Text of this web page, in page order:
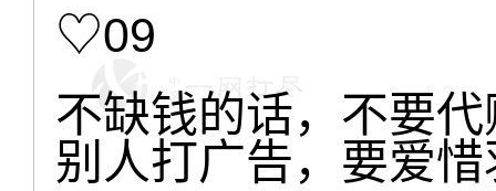
♡09
不缺钱的话，不要
别人打广告，要爱